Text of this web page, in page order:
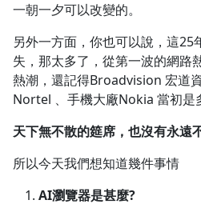
一朝一夕可以改變的。
另外一方面，你也可以說，這25
失，那太多了，從第一波的網路
熱潮，還記得Broadvision 宏道
Nortel 、手機大廠Nokia 當初是
天下無不散的筵席，也沒有永遠
所以今天我們想知道幾件事情
AI瀏覽器是甚麼?